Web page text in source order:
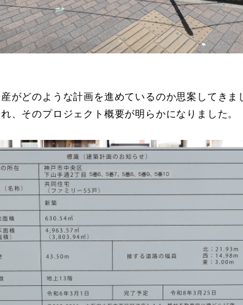
がどのような計画を進めているのか思案してきま
、そのプロジェクト概要が明らかになりました。